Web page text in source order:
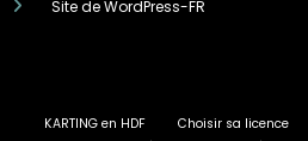
Site de WordPress-FR
KARTING en HDF Choisir sa licence